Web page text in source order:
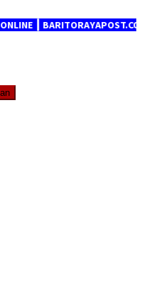
┃ BARITORAYAPOST.COM